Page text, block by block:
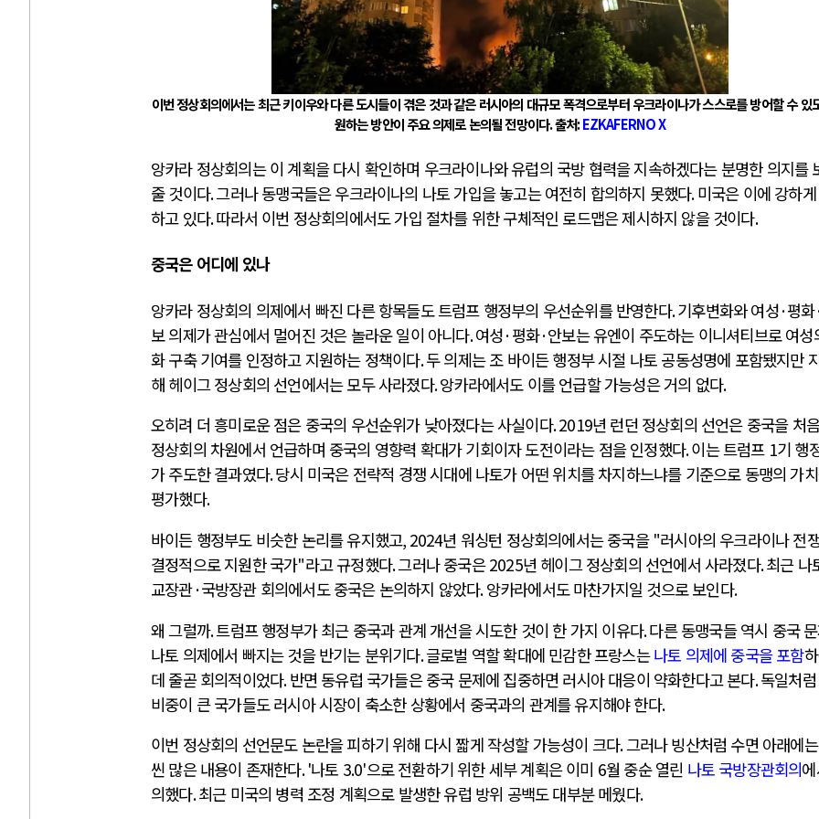
이번 정상회의에서는 최근 키이우와 다른 도시들이 겪은 것과 같은 러시아의 대규모 폭격으로부터 우크라이나가 스스로를 방어할 수 있
원하는 방안이 주요 의제로 논의될 전망이다.출처:EZKAFERNO X
앙카라 정상회의는 이 계획을 다시 확인하며 우크라이나와 유럽의 국방 협력을 지속하겠다는 분명한 의지를
줄 것이다.그러나 동맹국들은 우크라이나의 나토 가입을 놓고는 여전히 합의하지 못했다.미국은 이에 강하
하고 있다.따라서 이번 정상회의에서도 가입 절차를 위한 구체적인 로드맵은 제시하지 않을 것이다.
중국은 어디에 있나
앙카라 정상회의 의제에서 빠진 다른 항목들도 트럼프 행정부의 우선순위를 반영한다.기후변화와 여성·평화
보 의제가 관심에서 멀어진 것은 놀라운 일이 아니다.여성·평화·안보는 유엔이 주도하는 이니셔티브로 여성
화 구축 기여를 인정하고 지원하는 정책이다.두 의제는 조 바이든 행정부 시절 나토 공동성명에 포함됐지만
해 헤이그 정상회의 선언에서는 모두 사라졌다.앙카라에서도 이를 언급할 가능성은 거의 없다.
오히려 더 흥미로운 점은 중국의 우선순위가 낮아졌다는 사실이다. 2019년 런던 정상회의 선언은 중국을 처
정상회의 차원에서 언급하며 중국의 영향력 확대가 기회이자 도전이라는 점을 인정했다.이는 트럼프 1기 행
가 주도한 결과였다.당시 미국은 전략적 경쟁 시대에 나토가 어떤 위치를 차지하느냐를 기준으로 동맹의 가
평가했다.
바이든 행정부도 비슷한 논리를 유지했고, 2024년 워싱턴 정상회의에서는 중국을 "러시아의 우크라이나 전
결정적으로 지원한 국가"라고 규정했다.그러나 중국은2025년 헤이그 정상회의 선언에서 사라졌다.최근 나
교장관·국방장관 회의에서도 중국은 논의하지 않았다.앙카라에서도 마찬가지일 것으로 보인다.
왜 그럴까.트럼프 행정부가 최근 중국과 관계 개선을 시도한 것이 한 가지 이유다.다른 동맹국들 역시 중국
나토 의제에서 빠지는 것을 반기는 분위기다.글로벌 역할 확대에 민감한 프랑스는나토 의제에 중국을 포함
데 줄곧 회의적이었다.반면 동유럽 국가들은 중국 문제에 집중하면 러시아 대응이 약화한다고 본다.독일처
비중이 큰 국가들도 러시아 시장이 축소한 상황에서 중국과의 관계를 유지해야 한다.
이번 정상회의 선언문도 논란을 피하기 위해 다시 짧게 작성할 가능성이 크다.그러나 빙산처럼 수면 아래에
씬 많은 내용이 존재한다. '나토 3.0'으로 전환하기 위한 세부 계획은 이미 6월 중순 열린 나토 국방장관회의
의했다.최근 미국의 병력 조정 계획으로 발생한 유럽 방위 공백도 대부분 메웠다.